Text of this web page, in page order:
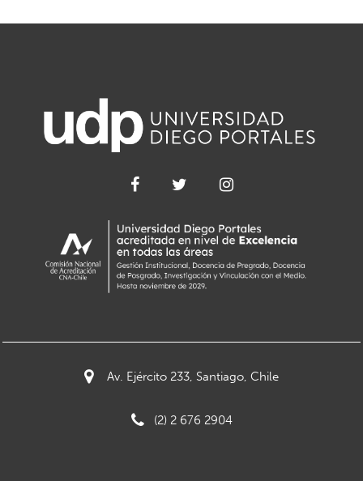
Av. Ejército 233, Santiago, Chile
(2) 2 676 2904